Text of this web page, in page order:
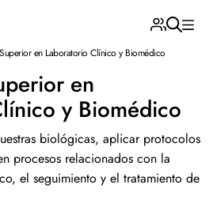
en Laboratorio Clínico y Biomédico
en
y Biomédico
biológicas, aplicar protocolos
procesos relacionados con la
el seguimiento y el tratamiento de